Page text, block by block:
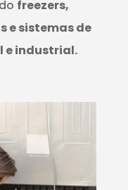
freezers,
e sistemas de
e industrial.